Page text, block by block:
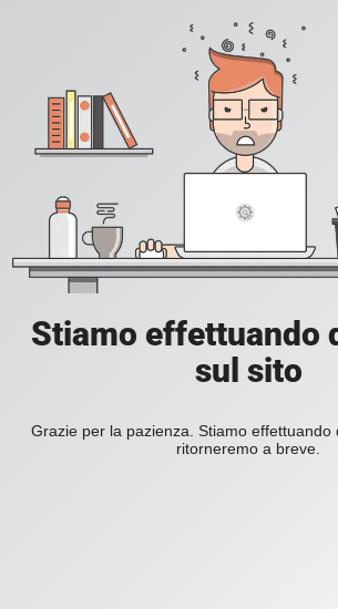
Stiamo effettuando
sul sito
Grazie per la pazienza. Stiamo effettuando
ritorneremo a breve.